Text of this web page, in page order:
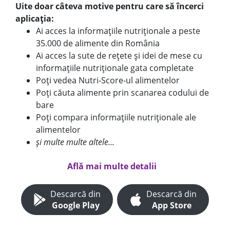
Uite doar câteva motive pentru care să încerci
aplicația:
Ai acces la informațiile nutriționale a peste
35.000 de alimente din România
Ai acces la sute de rețete și idei de mese cu
informațiile nutriționale gata completate
Poți vedea Nutri-Score-ul alimentelor
Poți căuta alimente prin scanarea codului de
bare
Poți compara informațiile nutriționale ale
alimentelor
și multe multe altele...
Află mai multe detalii
Descarcă din
Google Play
Descarcă din
App Store